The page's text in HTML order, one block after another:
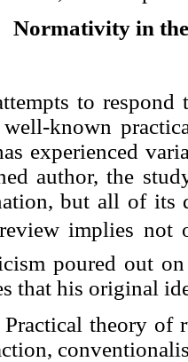
Normativity in
to respond
known
experienced
author, the
but all of its
implies not
poured out
that his original
Practical theory of